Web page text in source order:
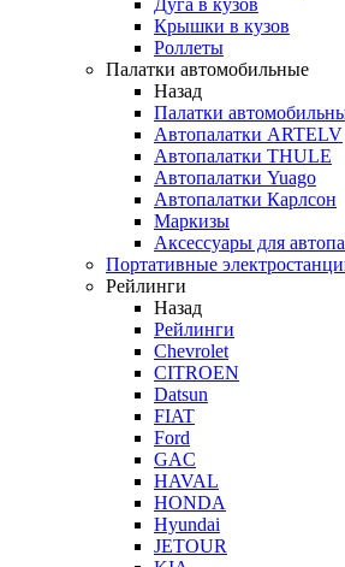
Дуга в кузов
Крышки в кузов
Роллеты
Палатки автомобильные
Назад
Палатки
Автопалатки ARTELV
Автопалатки THULE
Автопалатки Yuago
Автопалатки Карлсон
Маркизы
Аксессуары для
Портативные
Рейлинги
Назад
Рейлинги
Chevrolet
CITROEN
Datsun
FIAT
Ford
GAC
HAVAL
HONDA
Hyundai
JETOUR